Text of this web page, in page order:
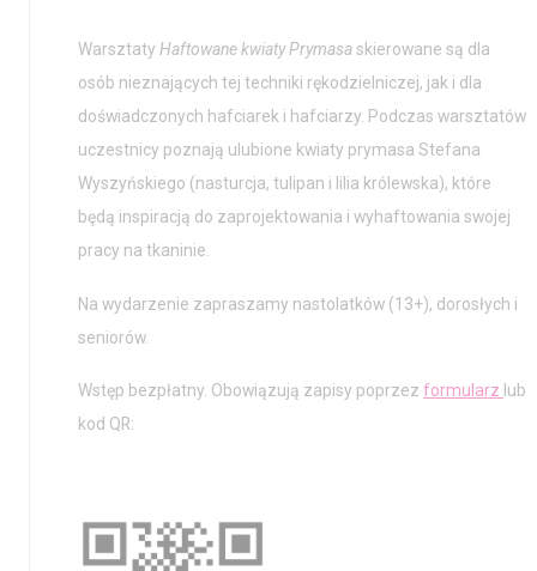
Warsztaty Haftowane kwiaty Prymasaskierowane są dla
osób nieznających tej techniki rękodzielniczej, jak i dla
doświadczonych hafciarek i hafciarzy. Podczas warsztatów
uczestnicy poznają ulubione kwiaty prymasa Stefana
Wyszyńskiego (nasturcja, tulipan i lilia królewska), które
będą inspiracją do zaprojektowania i wyhaftowania swojej
pracy na tkaninie.
Na wydarzenie zapraszamy nastolatków (13+), dorosłych i
seniorów.
Wstęp bezpłatny. Obowiązują zapisy poprzez formularz lub
kod QR: